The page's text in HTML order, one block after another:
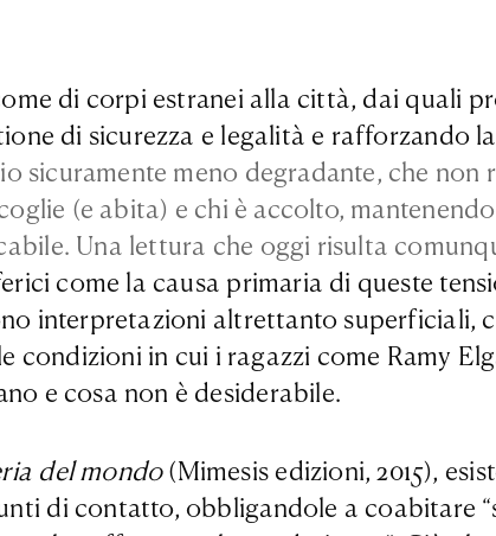
di corpi estranei alla città, dai quali
di sicurezza e legalità e rafforzando
sicuramente meno degradante, che non
(e abita) e chi è accolto,
Una lettura che oggi risulta
come la causa primaria di queste
interpretazioni altrettanto superficiali,
condizioni in cui i ragazzi come Ramy
e cosa non è desiderabile.
del mondo(Mimesis edizioni, 2015),
di contatto, obbligandole a coabitare